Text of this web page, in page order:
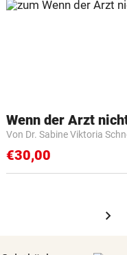
Von Dr. Sabine Viktoria
€30,00
chevron_right